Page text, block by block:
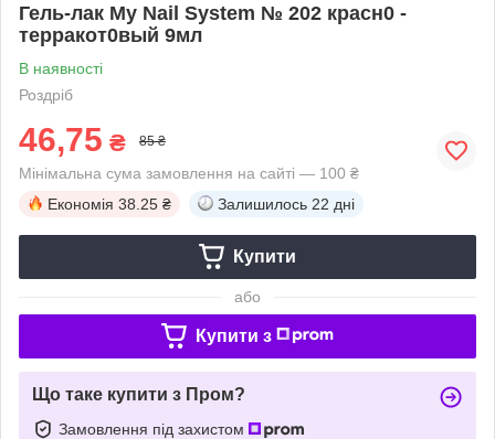
Гель-лак My Nail System № 202 красн0 -
терракот0вый 9мл
В наявності
Роздріб
46,75 ₴ 85 ₴
Мінімальна сума замовлення на сайті — 100 ₴
Економія 38.25 ₴ Залишилось 22 дні
Купити
або
Купити з
Що таке купити з Пром?
Замовлення під захистом